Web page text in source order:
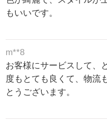
もいいです。
m**8
お客様にサービスして、
度もとても良くて、物流
とうございます。